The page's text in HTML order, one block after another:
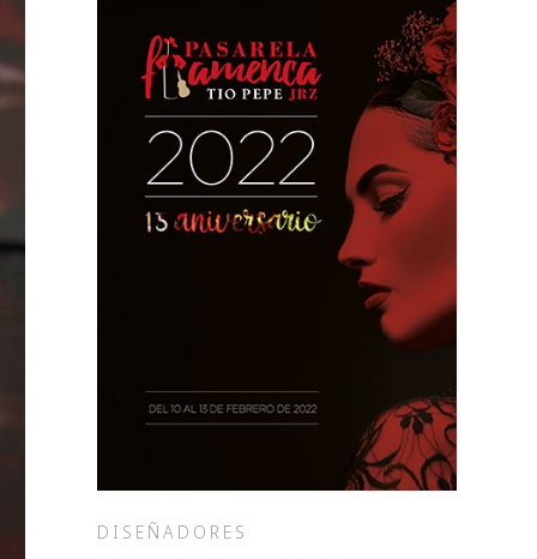
DISEÑADORES